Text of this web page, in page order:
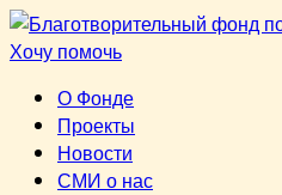
Перейти
к
Хочу помочь
О Фонде
Проекты
Новости
СМИ о нас